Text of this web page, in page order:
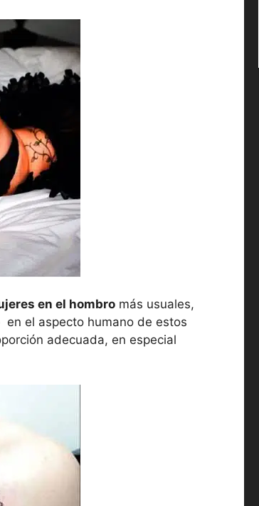
en el hombro más usuales,
el aspecto humano de estos
adecuada, en especial